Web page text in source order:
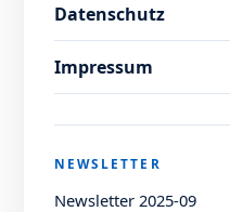
Datenschutz
Impressum
NEWSLETTER
Newsletter 2025-09